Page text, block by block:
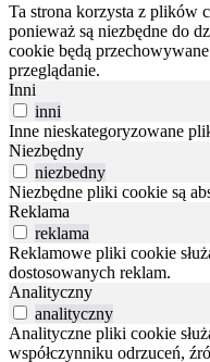
Ta strona korzysta z plików
ponieważ są niezbędne do
cookie będą
przeglądanie.
Inni
inni
Inne nieskategoryzowane
Niezbędny
niezbedny
Niezbędne pliki cookie są
Reklama
reklama
Reklamowe pliki cookie
dostosowanych reklam.
Analityczny
analityczny
Analityczne pliki cookie
współczynniku odrzuceń,